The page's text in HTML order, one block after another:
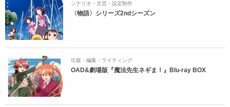
シナリオ・文芸・設定制作
〈物語〉シリーズ2ndシーズン
出版・編集・ライティング
OAD&劇場版『魔法先生ネギま！』Blu-ray BOX